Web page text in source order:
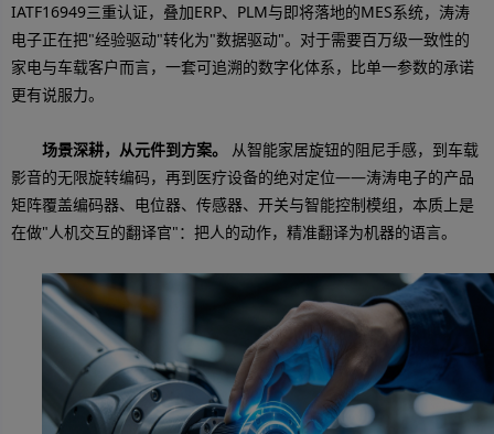
IATF16949三重认证，叠加ERP、PLM与即将落地的MES系统，涛涛
电子正在把"经验驱动"转化为"数据驱动"。对于需要百万级一致性的
家电与车载客户而言，一套可追溯的数字化体系，比单一参数的承诺
更有说服力。
场景深耕，从元件到方案。
从智能家居旋钮的阻尼手感，到车载
影音的无限旋转编码，再到医疗设备的绝对定位——涛涛电子的产品
矩阵覆盖编码器、电位器、传感器、开关与智能控制模组，本质上是
在做"人机交互的翻译官"：把人的动作，精准翻译为机器的语言。